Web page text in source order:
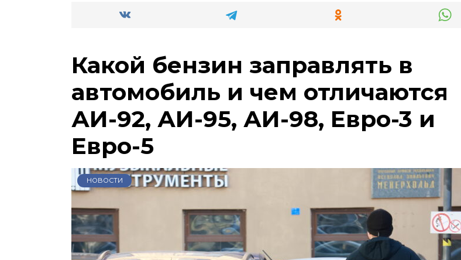
Какой бензин заправлять в
автомобиль и чем отличаются
АИ-92, АИ-95, АИ-98, Евро-3 и
Евро-5
НОВОСТИ